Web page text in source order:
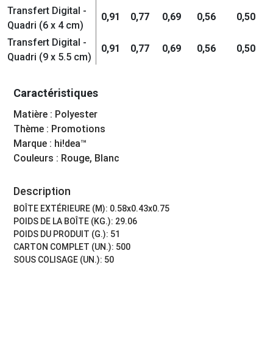
Transfert Digital -
Quadri (6 x 4 cm)
0,91 0,77 0,69 0,56 0,50
Transfert Digital -
Quadri (9 x 5.5 cm)
0,91 0,77 0,69 0,56 0,50
Caractéristiques
Matière : Polyester
Thème : Promotions
Marque : hi!dea™
Couleurs : Rouge, Blanc
Description
BOÎTE EXTÉRIEURE (M): 0.58x0.43x0.75
POIDS DE LA BOÎTE (KG.): 29.06
POIDS DU PRODUIT (G.): 51
CARTON COMPLET (UN.): 500
SOUS COLISAGE (UN.): 50